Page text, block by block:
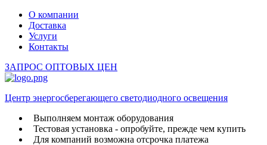
О компании
Доставка
Услуги
Контакты
ЗАПРОС ОПТОВЫХ ЦЕН
Центр энергосберегающего светодиодного освещения
Выполняем монтаж оборудования
Тестовая установка - опробуйте, прежде чем купить
Для компаний возможна отсрочка платежа